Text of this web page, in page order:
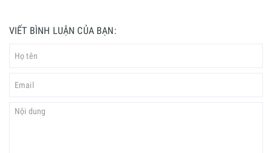
VIẾT BÌNH LUẬN CỦA BẠN: